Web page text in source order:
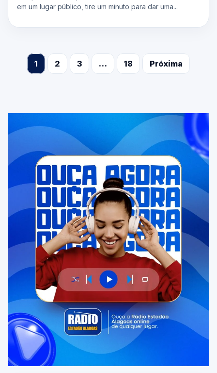
em um lugar público, tire um minuto para dar uma...
1 2 3 … 18 Próxima